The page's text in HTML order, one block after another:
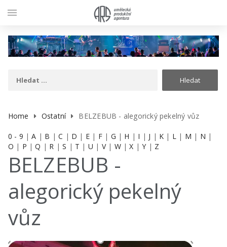
Home Ostatní BELZEBUB - alegorický pekelný vůz
0 - 9 |A | B |C | D | E | F| G | H | I | J | K | L | M | N |
O | P |Q | R |S | T | U | V| W|X |Y | Z
BELZEBUB -
alegorický pekelný
vůz
menu